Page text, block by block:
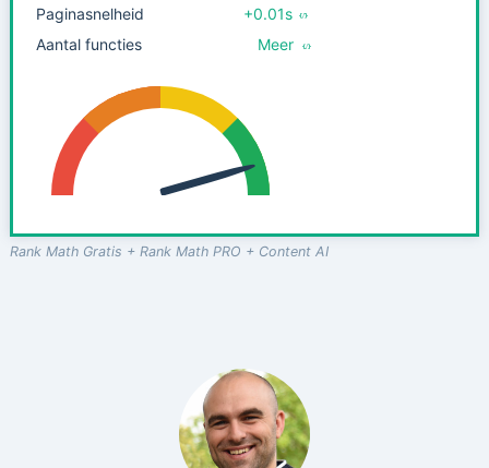
Paginasnelheid
+0.01s
Aantal functies
Meer
Rank Math Gratis + Rank Math PRO + Content AI